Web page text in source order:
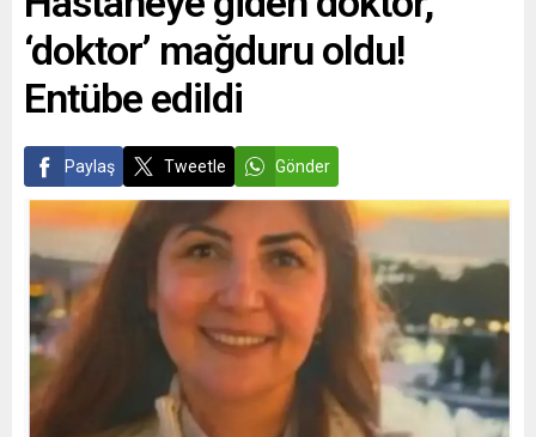
‘doktor’ mağduru oldu!
Entübe edildi
Paylaş Tweetle Gönder